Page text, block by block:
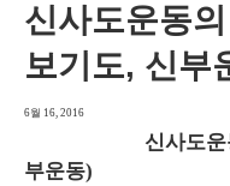
신사도운동
보기도, 신부
6월 16, 2016
신사도운동
부운동)